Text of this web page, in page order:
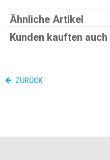
Ähnliche Artikel
Kunden kauften auch
ZURÜCK